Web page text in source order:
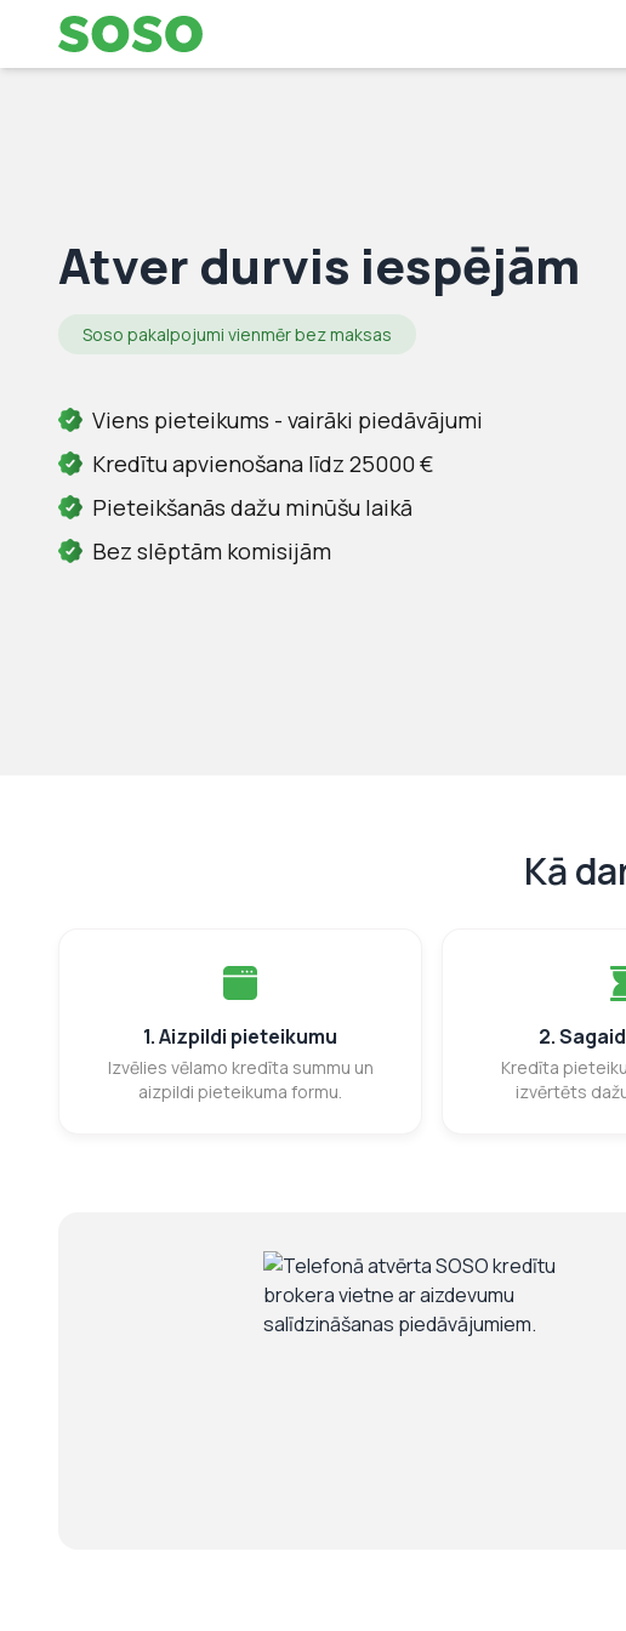
Atver durvis iespējām
Soso pakalpojumi vienmēr bez maksas
Viens pieteikums - vairāki piedāvājumi
Kredītu apvienošana līdz 25000 €
Pieteikšanās dažu minūšu laikā
Bez slēptām komisijām
Kā
1. Aizpildi pieteikumu
Izvēlies vēlamo kredīta summu un
aizpildi pieteikuma formu.
2.
Kredīta
izvērtēts